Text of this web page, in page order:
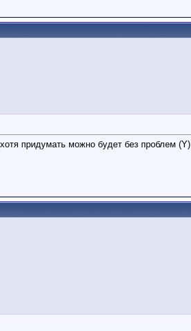
придумать можно будет без проблем (Y)